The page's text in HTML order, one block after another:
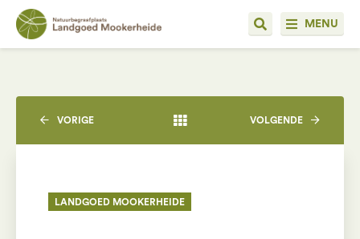
MENU
VORIGE VOLGENDE
LANDGOED MOOKERHEIDE